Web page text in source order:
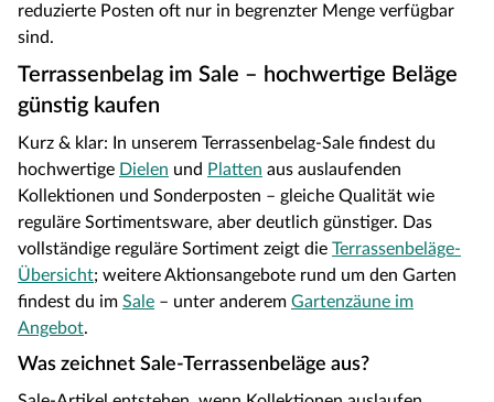
reduzierte Posten oft nur in begrenzter Menge verfügbar
sind.
Terrassenbelag im Sale – hochwertige Beläge
günstig kaufen
Kurz & klar: In unserem Terrassenbelag-Sale findest du
hochwertige Dielen und Platten aus auslaufenden
Kollektionen und Sonderposten – gleiche Qualität wie
reguläre Sortimentsware, aber deutlich günstiger. Das
vollständige reguläre Sortiment zeigt die Terrassenbeläge-
Übersicht; weitere Aktionsangebote rund um den Garten
findest du im Sale – unter anderem Gartenzäune im
Angebot.
Was zeichnet Sale-Terrassenbeläge aus?